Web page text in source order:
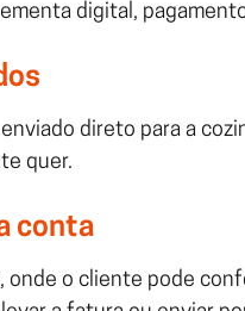
digital,
direto para a
quer.
conta
onde o cliente pode